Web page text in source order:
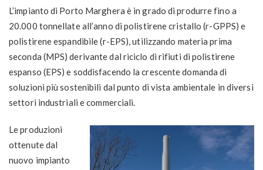
L’impianto di Porto Marghera è in grado di produrre fino a
20.000 tonnellate all’anno di polistirene cristallo (r-GPPS) e
polistirene espandibile (r-EPS), utilizzando materia prima
seconda (MPS) derivante dal riciclo di rifiuti di polistirene
espanso (EPS) e soddisfacendo la crescente domanda di
soluzioni più sostenibili dal punto di vista ambientale in diversi
settori industriali e commerciali.
Le produzioni
ottenute dal
nuovo impianto